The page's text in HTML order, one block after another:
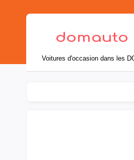
Voitures d'occasion dans les